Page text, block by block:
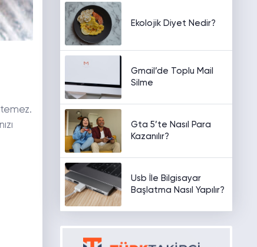
Ekolojik Diyet Nedir?
Gmail’de Toplu Mail
Silme
Gta 5’te Nasıl Para
Kazanılır?
Usb İle Bilgisayar
Başlatma Nasıl Yapılır?